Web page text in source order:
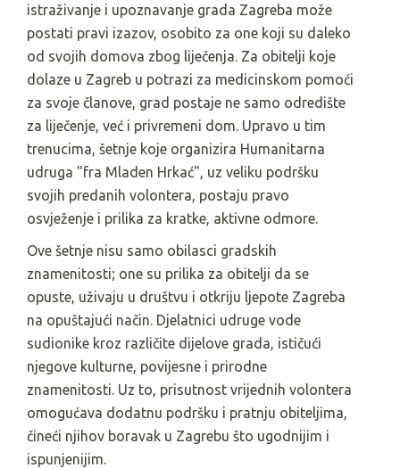
istraživanje i upoznavanje grada Zagreba može
postati pravi izazov, osobito za one koji su daleko
od svojih domova zbog liječenja. Za obitelji koje
dolaze u Zagreb u potrazi za medicinskom pomoći
za svoje članove, grad postaje ne samo odredište
za liječenje, već i privremeni dom. Upravo u tim
trenucima, šetnje koje organizira Humanitarna
udruga "fra Mladen Hrkać", uz veliku podršku
svojih predanih volontera, postaju pravo
osvježenje i prilika za kratke, aktivne odmore.
Ove šetnje nisu samo obilasci gradskih
znamenitosti; one su prilika za obitelji da se
opuste, uživaju u društvu i otkriju ljepote Zagreba
na opuštajući način. Djelatnici udruge vode
sudionike kroz različite dijelove grada, ističući
njegove kulturne, povijesne i prirodne
znamenitosti. Uz to, prisutnost vrijednih volontera
omogućava dodatnu podršku i pratnju obiteljima,
čineći njihov boravak u Zagrebu što ugodnijim i
ispunjenijim.